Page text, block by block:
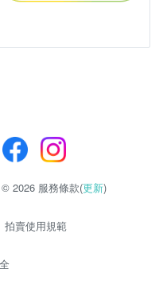
2026 服務條款(更新)
拍賣使用規範